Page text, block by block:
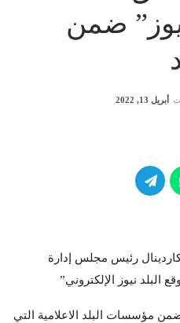
ضمن
أبريل 13, 2022
رئيس مجلس إدارة
البلد نيوز الإلكتروني”
ضمن مؤسسات البلد الاعلامية التي